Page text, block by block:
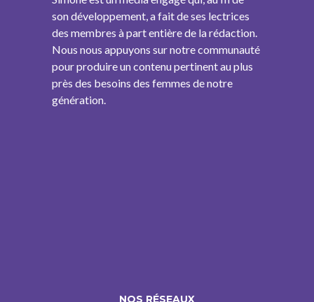
son développement, a fait de ses lectrices
des membres à part entière de la rédaction.
Nous nous appuyons sur notre communauté
pour produire un contenu pertinent au plus
près des besoins des femmes de notre
génération.
NOS RÉSEAUX